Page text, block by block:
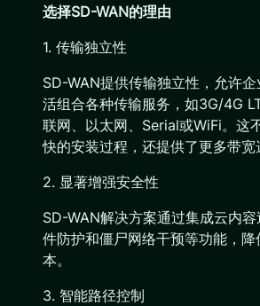
选择SD-WAN的理由
1. 传输独立性
SD-WAN提供传输独立性，允许企
活组合各种传输服务，如3G/4G
联网、以太网、Serial或WiFi。这
快的安装过程，还提供了更多带宽
2. 显著增强安全性
SD-WAN解决方案通过集成云内
件防护和僵尸网络干预等功能，
本。
3. 智能路径控制